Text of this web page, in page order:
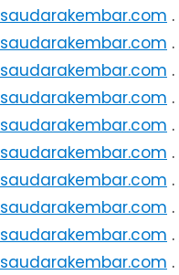
saudarakembar.com .
saudarakembar.com .
saudarakembar.com .
saudarakembar.com .
saudarakembar.com .
saudarakembar.com .
saudarakembar.com .
saudarakembar.com .
saudarakembar.com .
saudarakembar.com .